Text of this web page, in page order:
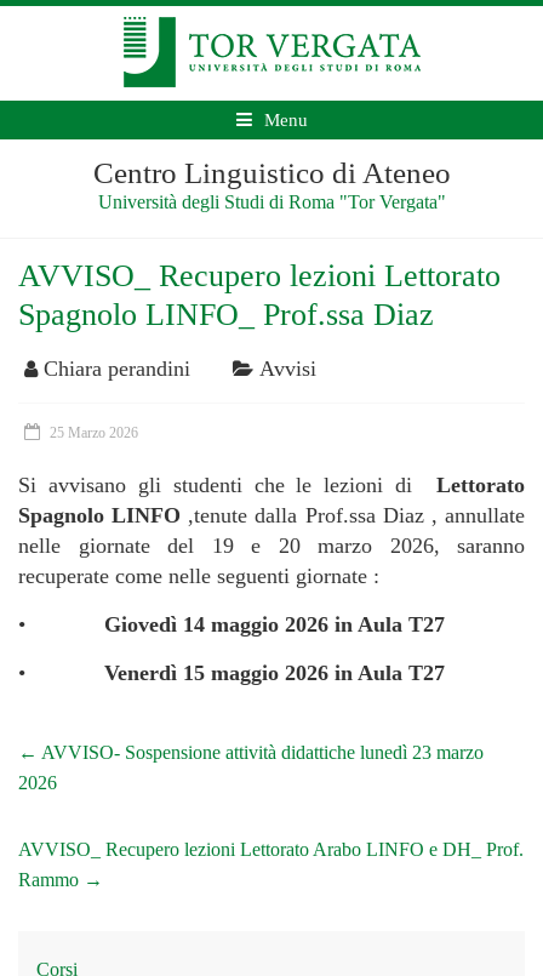
Menu
Centro Linguistico di Ateneo
Università degli Studi di Roma "Tor Vergata"
AVVISO_ Recupero lezioni Lettorato
Spagnolo LINFO_ Prof.ssa Diaz
Chiara perandini Avvisi
25 Marzo 2026
Si avvisano gli studenti che le lezioni di
Lettorato
Spagnolo LINFO ,tenute dalla Prof.ssa Diaz , annullate
nelle giornate del 19 e 20 marzo 2026, saranno
recuperate come nelle seguenti giornate :
•
Giovedì 14 maggio 2026 in Aula T27
• Venerdì 15 maggio 2026 in Aula T27
← AVVISO- Sospensione attività didattiche lunedì 23 marzo
2026
AVVISO_ Recupero lezioni Lettorato Arabo LINFO e DH_ Prof.
Rammo →
Corsi